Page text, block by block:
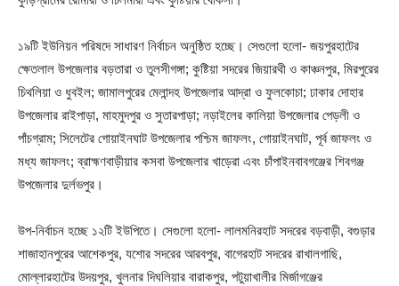
১৯টি ইউনিয়ন পরিষদে সাধারণ নির্বাচন অনুষ্ঠিত হচ্ছে। সেগুলো হলো- জয়পুরহাটের
ক্ষেতলাল উপজেলার বড়তারা ও তুলসীগঙ্গা; কুষ্টিয়া সদরের জিয়ারথী ও কাঞ্চনপুর, মিরপুরের
চিথলিয়া ও ধুবইল; জামালপুরের মেলান্দহ উপজেলার আদ্রা ও ফুলকোচা; ঢাকার দোহার
উপজেলার রাইপাড়া, মাহমুদপুর ও সুতারপাড়া; নড়াইলের কালিয়া উপজেলার পেড়লী ও
পাঁচগ্রাম; সিলেটের গোয়াইনঘাট উপজেলার পশ্চিম জাফলং, গোয়াইনঘাট, পূর্ব জাফলং ও
মধ্য জাফলং; ব্রাহ্মণবাড়ীয়ার কসবা উপজেলার খাড়েরা এবং চাঁপাইনবাবগঞ্জের শিবগঞ্জ
উপজেলার দুর্লভপুর।
উপ-নির্বাচন হচ্ছে ১২টি ইউপিতে। সেগুলো হলো- লালমনিরহাট সদরের বড়বাড়ী, বগুড়ার
শাজাহানপুরের আশেকপুর, যশোর সদরের আরবপুর, বাগেরহাট সদরের রাখালগাছি,
মোল্লারহাটের উদয়পুর, খুলনার দিঘলিয়ার বারাকপুর, পটুয়াখালীর মির্জাগঞ্জের